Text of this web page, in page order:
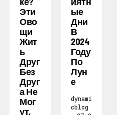
Эти
Ово
Щи
Жит
Ь
Друг
Без
Друг
А Не
Мог
Ут,
Ые
Дни
В
2024
Году
По
Лун
Е
dynami
cblog